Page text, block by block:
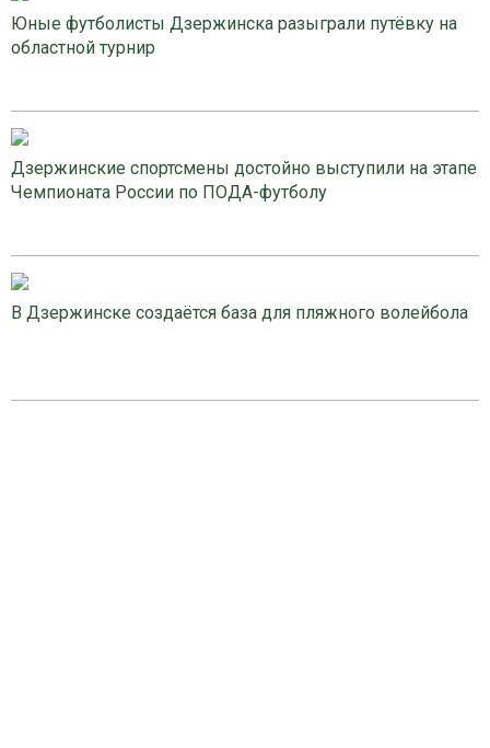
Юные футболисты Дзержинска разыграли путёвку на
областной турнир
Дзержинские спортсмены достойно выступили на этапе
Чемпионата России по ПОДА-футболу
В Дзержинске создаётся база для пляжного волейбола